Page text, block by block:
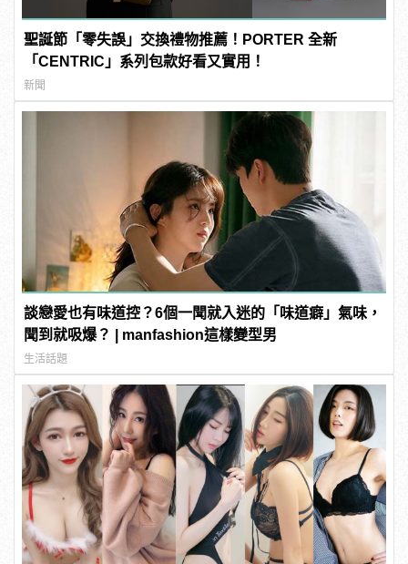
聖誕節「零失誤」交換禮物推薦！PORTER 全新
「CENTRIC」系列包款好看又實用！
新聞
談戀愛也有味道控？6個一聞就入迷的「味道癖」氣味，
聞到就吸爆？ | manfashion這樣變型男
生活話題